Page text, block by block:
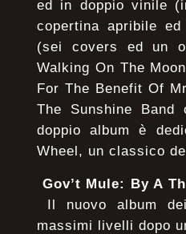
ed in doppio vinile
copertina apribile
(sei covers ed un
Walking On The
For The Benefit Of
The Sunshine
doppio album è
Wheel, un classico
Gov’t Mule: By A
Il nuovo album
massimi livelli dopo